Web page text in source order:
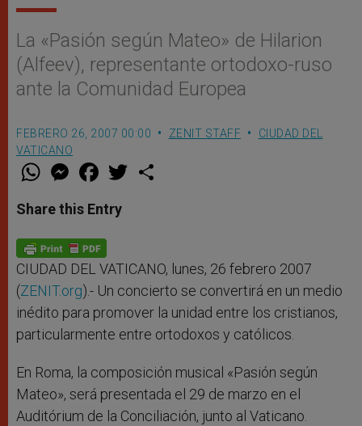
La «Pasión según Mateo» de Hilarion
(Alfeev), representante ortodoxo-ruso
ante la Comunidad Europea
FEBRERO 26, 2007 00:00 ZENIT STAFF
CIUDAD DEL
VATICANO
W
t
s
p
p
M
e
s
e
g
e
r
F
a
e
b
o
k
w
Share this Entry
CIUDAD DEL VATICANO, lunes, 26 febrero 2007
(ZENIT.org).- Un concierto se convertirá en un medio
inédito para promover la unidad entre los cristianos,
particularmente entre ortodoxos y católicos.
En Roma, la composición musical «Pasión según
Mateo», será presentada el 29 de marzo en el
Auditórium de la Conciliación, junto al Vaticano.